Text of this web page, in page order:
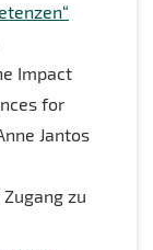
Impact
for
Jantos
zu